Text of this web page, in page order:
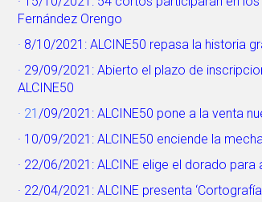
Fernández Orengo
· 8/10/2021: ALCINE50 repasa la historia
· 29/09/2021: Abierto el plazo de
ALCINE50
· 21 /09/2021: ALCINE50 pone a la venta
· 10/09/2021: ALCINE50 enciende la
· 22/06/2021: ALCINE elige el dorado
· 22/04/2021: ALCINE presenta